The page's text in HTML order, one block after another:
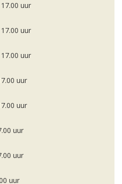
uur
uur
uur
uur
uur
uur
uur
uur